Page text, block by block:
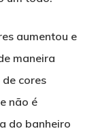
aumentou e
maneira
cores
não é
do banheiro